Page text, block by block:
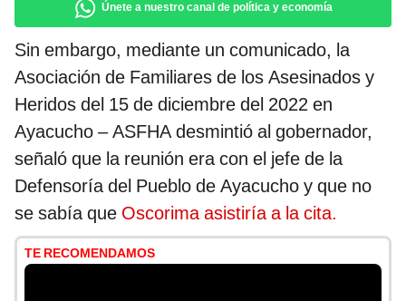
Únete a nuestro canal de política y economía
Sin embargo, mediante un comunicado, la
Asociación de Familiares de los Asesinados y
Heridos del 15 de diciembre del 2022 en
Ayacucho – ASFHA desmintió al gobernador,
señaló que la reunión era con el jefe de la
Defensoría del Pueblo de Ayacucho y que no
se sabía que Oscorima asistiría a la cita.
TE RECOMENDAMOS